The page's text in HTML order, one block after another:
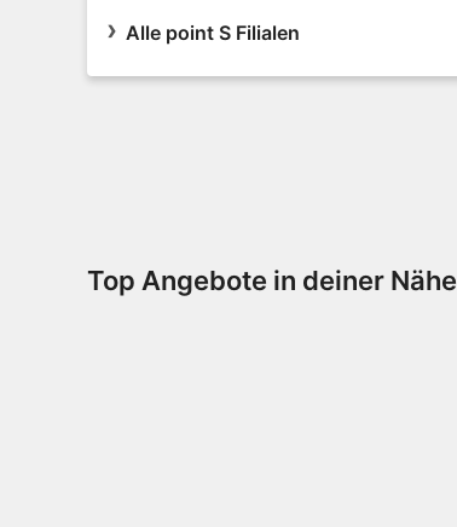
Alle point S Filialen
Top Angebote in deiner Nähe